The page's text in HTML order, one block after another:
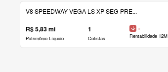
V8 SPEEDWAY VEGA LS XP SEG PRE...
R$ 5,83 mi
Patrimônio Líquido
1
Cotistas
-
Rentabilidade 12M